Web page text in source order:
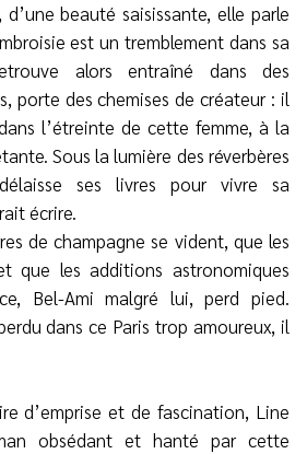
beauté saisissante, elle parle
est un tremblement dans sa
alors entraîné dans des
porte des chemises de créateur : il
l’étreinte de cette femme, à la
Sous la lumière des réverbères
ses livres pour vivre sa
écrire.
de champagne se vident, que les
que les additions astronomiques
Bel-Ami malgré lui, perd pied.
dans ce Paris trop amoureux, il
d’emprise et de fascination, Line
obsédant et hanté par cette